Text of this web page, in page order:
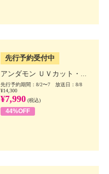
先行予約受付中
アンダモン ＵＶカット・...
先行予約期間：8/2〜7 放送日：8/8
¥14,300
¥7,990 (税込)
44%OFF